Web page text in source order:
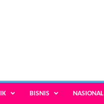
BISNIS NASIONAL